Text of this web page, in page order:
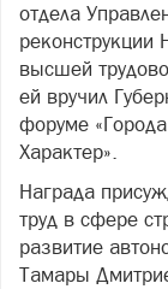
отдела
реконструкции
высшей
ей вручил
форуме
Характер».
Награда
труд в сфере
развитие
Тамары